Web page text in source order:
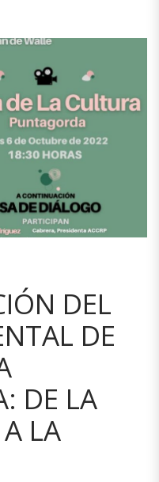
DEL
DE
DE LA
LA